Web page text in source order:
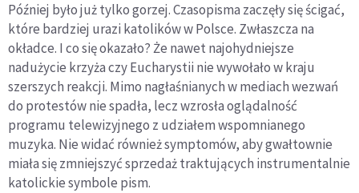
Później było już tylko gorzej. Czasopisma zaczęły się ścigać,
które bardziej urazi katolików w Polsce. Zwłaszcza na
okładce. I co się okazało? Że nawet najohydniejsze
nadużycie krzyża czy Eucharystii nie wywołało w kraju
szerszych reakcji. Mimo nagłaśnianych w mediach wezwań
do protestów nie spadła, lecz wzrosła oglądalność
programu telewizyjnego z udziałem wspomnianego
muzyka. Nie widać również symptomów, aby gwałtownie
miała się zmniejszyć sprzedaż traktujących instrumentalnie
katolickie symbole pism.